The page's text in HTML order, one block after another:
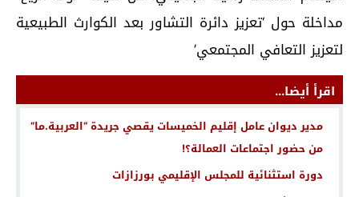
مداخلة حول ‘تعزيز دائرة التشاور بعد الكوارث الطبيعية
لتعزيز التعافي المجتمعي’
اقرأ أيضا...
مدير ديوان عامل إقليم الخميسات يقصي جريدة “العربية.ما”
من حضور اجتماعات العمالة؟!
دورة استثنائية للمجلس الإقليمي بورزازات